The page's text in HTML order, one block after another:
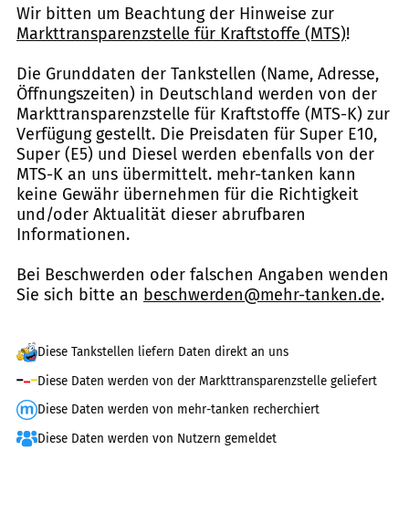
Wir bitten um Beachtung der Hinweise zur
Markttransparenzstelle für Kraftstoffe (MTS)!
Die Grunddaten der Tankstellen (Name, Adresse,
Öffnungszeiten) in Deutschland werden von der
Markttransparenzstelle für Kraftstoffe (MTS-K) zur
Verfügung gestellt. Die Preisdaten für Super E10,
Super (E5) und Diesel werden ebenfalls von der
MTS-K an uns übermittelt. mehr-tanken kann
keine Gewähr übernehmen für die Richtigkeit
und/oder Aktualität dieser abrufbaren
Informationen.
Bei Beschwerden oder falschen Angaben wenden
Sie sich bitte an beschwerden@mehr-tanken.de.
Diese Tankstellen liefern Daten direkt an uns
Diese Daten werden von der Markttransparenzstelle geliefert
Diese Daten werden von mehr-tanken recherchiert
Diese Daten werden von Nutzern gemeldet